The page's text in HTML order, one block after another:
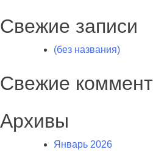
Свежие записи
(без названия)
Свежие
Архивы
Январь 2026